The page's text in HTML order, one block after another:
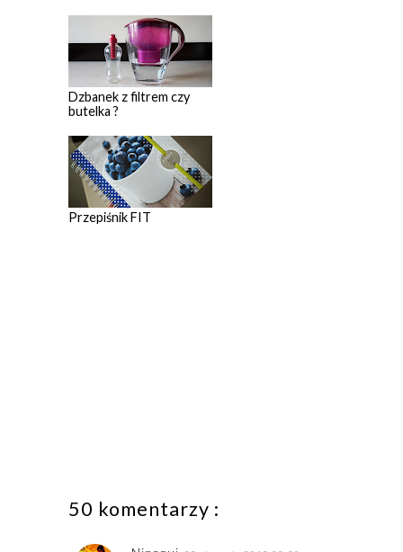
Dzbanek z filtrem czy
butelka ?
Przepiśnik FIT
50 komentarzy :